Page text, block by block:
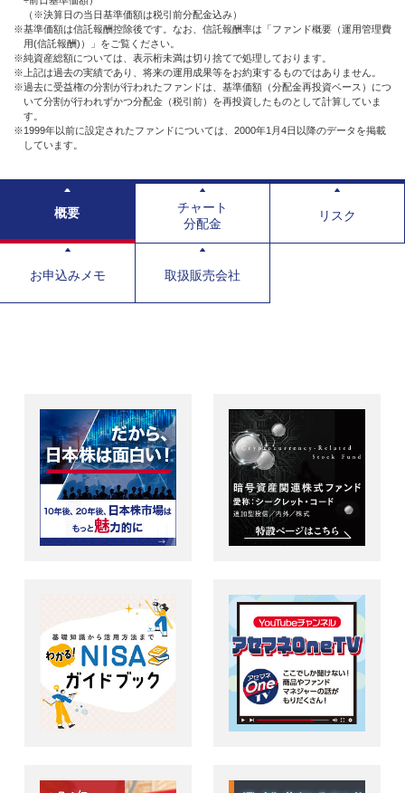
（※決算日の当日基準価額は税引前分配金込み）
※基準価額は信託報酬控除後です。なお、信託報酬率は「ファンド概要（運用管理費
用(信託報酬)）」をご覧ください。
※純資産総額については、表示桁未満は切り捨てで処理しております。
※上記は過去の実績であり、将来の運用成果等をお約束するものではありません。
※過去に受益権の分割が行われたファンドは、基準価額（分配金再投資ベース）につ
いて分割が行われずかつ分配金（税引前）を再投資したものとして計算していま
す。
※1999年以前に設定されたファンドについては、2000年1月4日以降のデータを掲載
しています。
概要
チャート
分配金
リスク
お申込みメモ 取扱販売会社